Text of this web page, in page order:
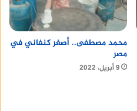
محمد مصطفى.. أصغر كنفاني في
مصر
9 أبريل، 2022